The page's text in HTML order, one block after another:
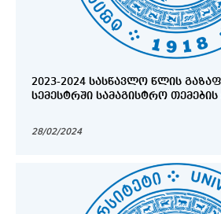
2023-2024 ᲡᲐᲡᲬᲐᲕᲚᲝ ᲬᲚᲘᲡ
ᲡᲔᲛᲔᲡᲢᲠᲨᲘ ᲡᲐᲛᲐᲒᲘᲡᲢᲠᲝ
28/02/2024